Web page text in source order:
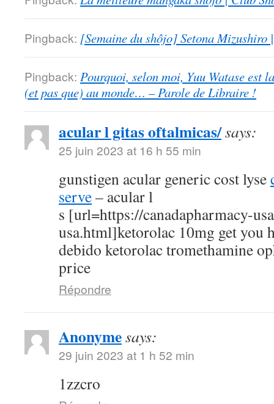
Pingback: [Semaine du shôjo] Setona Mizushiro
Pingback: Pourquoi, selon moi, Yuu Watase est
(et pas que) au monde… – Parole de Libraire !
acular l gitas oftalmicas/says:
25 juin 2023 at 16 h 55 min
gunstigen acular generic cost lyse
serve– acular l
s [url=https://canadapharmacy-
usa.html]ketorolac 10mg get you
debido ketorolac tromethamine
price
Répondre
Anonymesays:
29 juin 2023 at 1 h 52 min
1zzcro